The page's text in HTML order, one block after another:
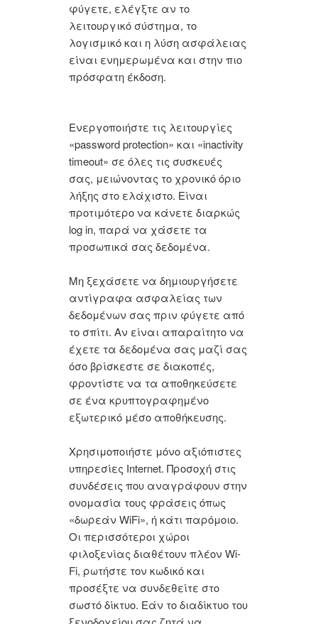
φύγετε, ελέγξτε αν το
λειτουργικό σύστημα, το
λογισμικό και η λύση ασφάλειας
είναι ενημερωμένα και στην πιο
πρόσφατη έκδοση.
Ενεργοποιήστε τις λειτουργίες
«password protection» και «inactivity
timeout» σε όλες τις συσκευές
σας, μειώνοντας το χρονικό όριο
λήξης στο ελάχιστο. Είναι
προτιμότερο να κάνετε διαρκώς
log in, παρά να χάσετε τα
προσωπικά σας δεδομένα.
Μη ξεχάσετε να δημιουργήσετε
αντίγραφα ασφαλείας των
δεδομένων σας πριν φύγετε από
το σπίτι. Αν είναι απαραίτητο να
έχετε τα δεδομένα σας μαζί σας
όσο βρίσκεστε σε διακοπές,
φροντίστε να τα αποθηκεύσετε
σε ένα κρυπτογραφημένο
εξωτερικό μέσο αποθήκευσης.
Χρησιμοποιήστε μόνο αξιόπιστες
υπηρεσίες Internet. Προσοχή στις
συνδέσεις που αναγράφουν στην
ονομασία τους φράσεις όπως
«δωρεάν WiFi», ή κάτι παρόμοιο.
Οι περισσότεροι χώροι
φιλοξενίας διαθέτουν πλέον Wi-
Fi, ρωτήστε τον κωδικό και
προσέξτε να συνδεθείτε στο
σωστό δίκτυο. Εάν το διαδίκτυο του